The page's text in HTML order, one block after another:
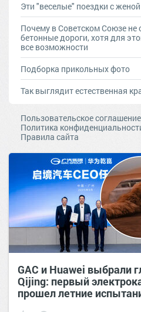
Эти "веселые" поездки с женой
Почему в Советском Союзе не
бетонные дороги, хотя для
все возможности
Подборка прикольных фото
Так выглядит естественная
Пользовательское соглашение
Политика
Правила сайта
GAC и Huawei выбрали
Qijing: первый
прошел летние